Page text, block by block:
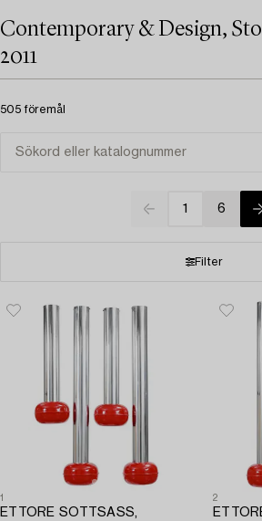
Contemporary & Design,
2011
505 föremål
1 6
Filter
1
ETTORE SOTTSASS,
2